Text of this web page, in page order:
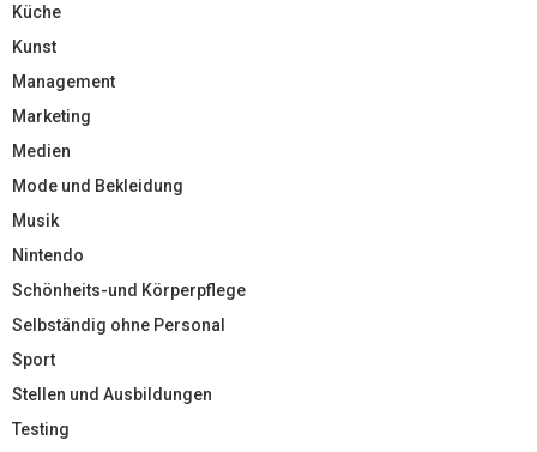
Küche
Kunst
Management
Marketing
Medien
Mode und Bekleidung
Musik
Nintendo
Schönheits-und Körperpflege
Selbständig ohne Personal
Sport
Stellen und Ausbildungen
Testing